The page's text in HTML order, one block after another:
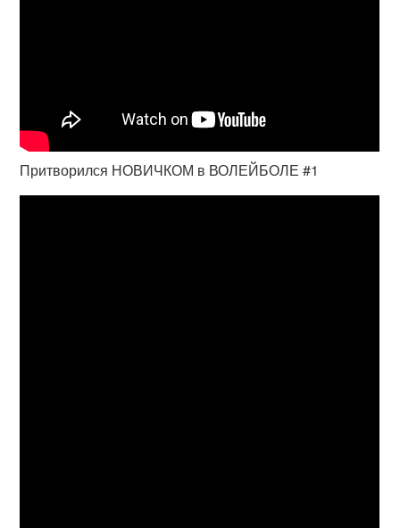
Притворился НОВИЧКОМ в ВОЛЕЙБОЛЕ #1